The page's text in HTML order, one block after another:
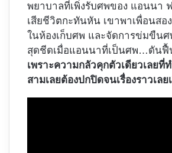
พยาบาลที่เพิ่งรับศพของ แอนนา
เสียชีวิตกะทันหัน เขาพาเพื่อนสอ
ในห้องเก็บศพ และจัดการข่มขืนศ
สุดชีดเมื่อแอนนาที่เป็นศพ…ดันฟื้
เพราะความกลัวคุกตัวเดียวเลยที่
สามเลยต้องปกปิดจนเรื่องราวเลย